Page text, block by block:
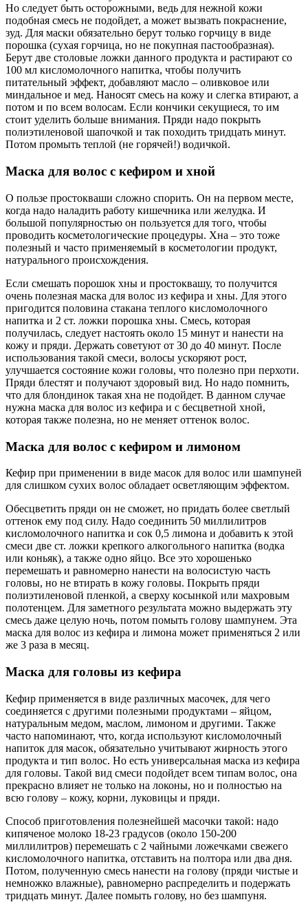
Но следует быть осторожными, ведь для нежной кожи
подобная смесь не подойдет, а может вызвать покраснение,
зуд. Для маски обязательно берут только горчицу в виде
порошка (сухая горчица, но не покупная пастообразная).
Берут две столовые ложки данного продукта и растирают со
100 мл кисломолочного напитка, чтобы получить
питательный эффект, добавляют масло – оливковое или
миндальное и мед. Наносят смесь на кожу и слегка втирают, а
потом и по всем волосам. Если кончики секущиеся, то им
стоит уделить больше внимания. Пряди надо покрыть
полиэтиленовой шапочкой и так походить тридцать минут.
Потом промыть теплой (не горячей!) водичкой.
Маска для волос с кефиром и хной
О пользе простокваши сложно спорить. Он на первом месте,
когда надо наладить работу кишечника или желудка. И
большой популярностью он пользуется для того, чтобы
проводить косметологические процедуры. Хна – это тоже
полезный и часто применяемый в косметологии продукт,
натурального происхождения.
Если смешать порошок хны и простоквашу, то получится
очень полезная маска для волос из кефира и хны. Для этого
пригодится половина стакана теплого кисломолочного
напитка и 2 ст. ложки порошка хны. Смесь, которая
получилась, следует настоять около 15 минут и нанести на
кожу и пряди. Держать советуют от 30 до 40 минут. После
использования такой смеси, волосы ускоряют рост,
улучшается состояние кожи головы, что полезно при перхоти.
Пряди блестят и получают здоровый вид. Но надо помнить,
что для блондинок такая хна не подойдет. В данном случае
нужна маска для волос из кефира и с бесцветной хной,
которая также полезна, но не меняет оттенок волос.
Маска для волос с кефиром и лимоном
Кефир при применении в виде масок для волос или шампуней
для слишком сухих волос обладает осветляющим эффектом.
Обесцветить пряди он не сможет, но придать более светлый
оттенок ему под силу. Надо соединить 50 миллилитров
кисломолочного напитка и сок 0,5 лимона и добавить к этой
смеси две ст. ложки крепкого алкогольного напитка (водка
или коньяк), а также одно яйцо. Все это хорошенько
перемешать и равномерно нанести на волосистую часть
головы, но не втирать в кожу головы. Покрыть пряди
полиэтиленовой пленкой, а сверху косынкой или махровым
полотенцем. Для заметного результата можно выдержать эту
смесь даже целую ночь, потом помыть голову шампунем. Эта
маска для волос из кефира и лимона может применяться 2 или
же 3 раза в месяц.
Маска для головы из кефира
Кефир применяется в виде различных масочек, для чего
соединяется с другими полезными продуктами – яйцом,
натуральным медом, маслом, лимоном и другими. Также
часто напоминают, что, когда используют кисломолочный
напиток для масок, обязательно учитывают жирность этого
продукта и тип волос. Но есть универсальная маска из кефира
для головы. Такой вид смеси подойдет всем типам волос, она
прекрасно влияет не только на локоны, но и полностью на
всю голову – кожу, корни, луковицы и пряди.
Способ приготовления полезнейшей масочки такой: надо
кипяченое молоко 18-23 градусов (около 150-200
миллилитров) перемешать с 2 чайными ложечками свежего
кисломолочного напитка, отставить на полтора или два дня.
Потом, полученную смесь нанести на голову (пряди чистые и
немножко влажные), равномерно распределить и подержать
тридцать минут. Далее помыть голову, но без шампуня.